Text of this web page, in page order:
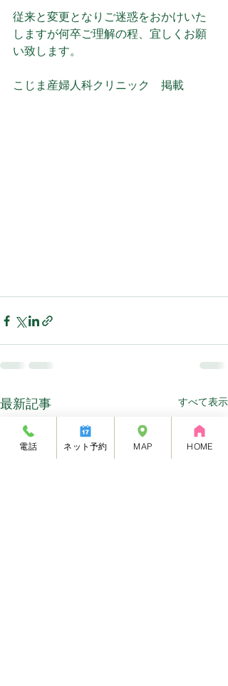
従来と変更となりご迷惑をおかけいた
しますが何卒ご理解の程、宜しくお願
い致します。
こじま産婦人科クリニック　掲載
最新記事 すべて表示
電話 ネット予約 MAP HOME